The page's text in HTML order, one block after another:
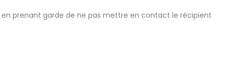
prenant garde de ne pas mettre en contact le récipient